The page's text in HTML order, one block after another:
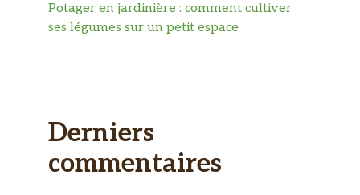
Potager en jardinière : comment cultiver
ses légumes sur un petit espace
Derniers
commentaires